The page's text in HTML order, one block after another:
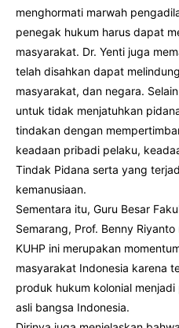
menghormati marwah
penegak hukum harus dapat
masyarakat. Dr. Yenti juga
telah disahkan dapat
masyarakat, dan negara.
untuk tidak menjatuhkan
tindakan dengan
keadaan pribadi pelaku,
Tindak Pidana serta yang
kemanusiaan.
Sementara itu, Guru Besar
Semarang, Prof. Benny
KUHP ini merupakan
masyarakat Indonesia karena
produk hukum kolonial
asli bangsa Indonesia.